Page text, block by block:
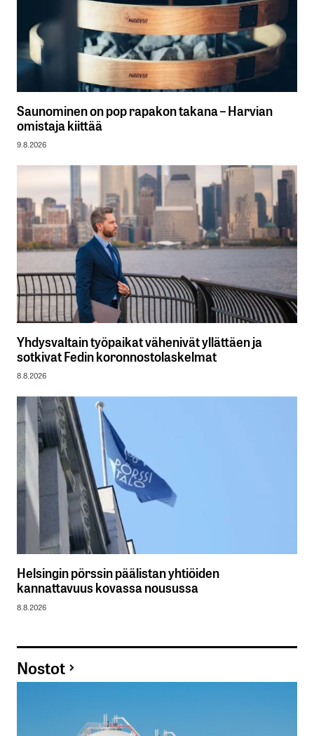
Saunominen on pop rapakon takana – Harvian
omistaja kiittää
9.8.2026
Yhdysvaltain työpaikat vähenivät yllättäen ja
sotkivat Fedin koronnostolaskelmat
8.8.2026
Helsingin pörssin päälistan yhtiöiden
kannattavuus kovassa nousussa
8.8.2026
Nostot